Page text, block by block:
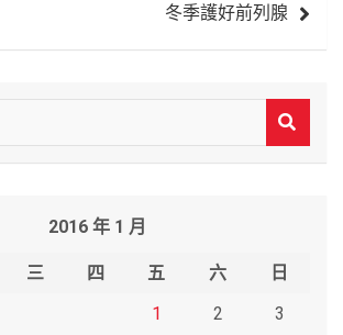
冬季護好前列腺
2016 年 1 月
三 四 五 六
日
1
2 3